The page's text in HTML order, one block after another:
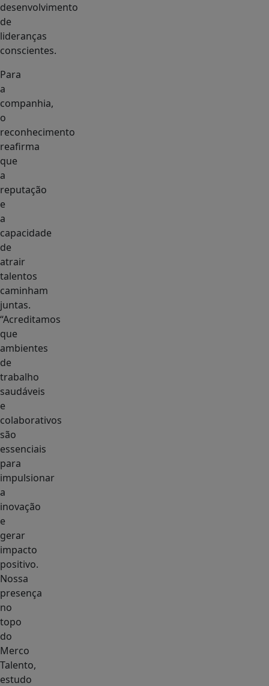
desenvolvimento
de
lideranças
conscientes.
Para
a
companhia,
o
reconhecimento
reafirma
que
a
reputação
e
a
capacidade
de
atrair
talentos
caminham
juntas.
“Acreditamos
que
ambientes
de
trabalho
saudáveis
e
colaborativos
são
essenciais
para
impulsionar
a
inovação
e
gerar
impacto
positivo.
Nossa
presença
no
topo
do
Merco
Talento,
estudo